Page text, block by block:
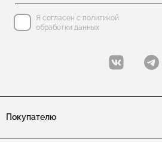
Я согласен с политикой
обработки данных
Покупателю